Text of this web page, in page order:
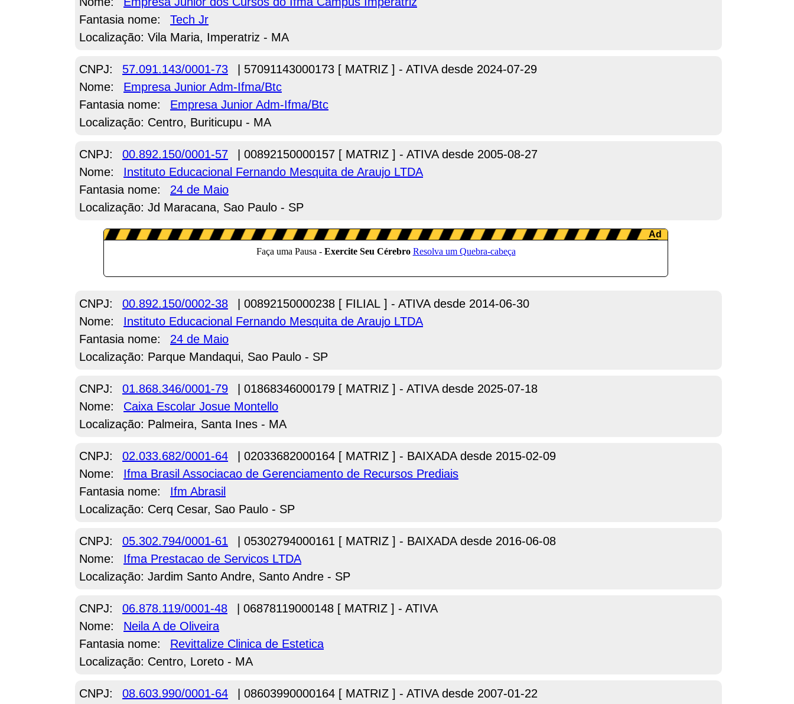
Fantasia nome:
Tech Jr
Localização: Vila Maria, Imperatriz - MA
CNPJ: 57.091.143/0001-73
| 57091143000173 [ MATRIZ ] - ATIVA desde 2024-07-29
Nome:
Empresa Junior Adm-Ifma/Btc
Fantasia nome:
Empresa Junior Adm-Ifma/Btc
Localização: Centro, Buriticupu - MA
CNPJ: 00.892.150/0001-57
| 00892150000157 [ MATRIZ ] - ATIVA desde 2005-08-27
Nome:
Instituto Educacional Fernando Mesquita de Araujo LTDA
Fantasia nome:
24 de Maio
Localização: Jd Maracana, Sao Paulo - SP
CNPJ: 00.892.150/0002-38
| 00892150000238 [ FILIAL ] - ATIVA desde 2014-06-30
Nome:
Instituto Educacional Fernando Mesquita de Araujo LTDA
Fantasia nome:
24 de Maio
Localização: Parque Mandaqui, Sao Paulo - SP
CNPJ: 01.868.346/0001-79
| 01868346000179 [ MATRIZ ] - ATIVA desde 2025-07-18
Nome:
Caixa Escolar Josue Montello
Localização: Palmeira, Santa Ines - MA
CNPJ: 02.033.682/0001-64
| 02033682000164 [ MATRIZ ] - BAIXADA desde 2015-02-09
Nome:
Ifma Brasil Associacao de Gerenciamento de Recursos Prediais
Fantasia nome:
Ifm Abrasil
Localização: Cerq Cesar, Sao Paulo - SP
CNPJ: 05.302.794/0001-61
| 05302794000161 [ MATRIZ ] - BAIXADA desde 2016-06-08
Nome:
Ifma Prestacao de Servicos LTDA
Localização: Jardim Santo Andre, Santo Andre - SP
CNPJ: 06.878.119/0001-48
| 06878119000148 [ MATRIZ ] - ATIVA
Nome:
Neila A de Oliveira
Fantasia nome:
Revittalize Clinica de Estetica
Localização: Centro, Loreto - MA
CNPJ: 08.603.990/0001-64
| 08603990000164 [ MATRIZ ] - ATIVA desde 2007-01-22